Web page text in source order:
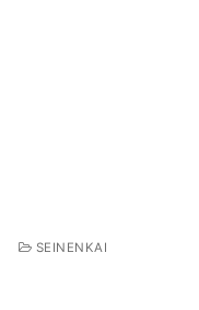
SEINENKAI